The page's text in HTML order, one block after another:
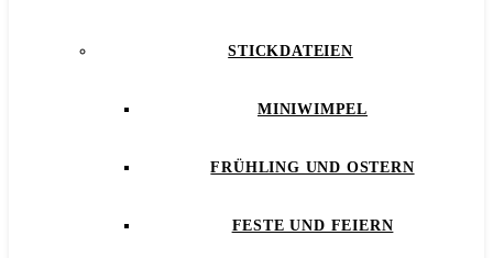
STICKDATEIEN
MINIWIMPEL
FRÜHLING UND OSTERN
FESTE UND FEIERN